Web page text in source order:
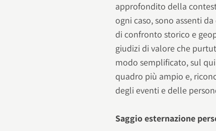
approfondito della
ogni caso, sono assenti
di confronto storico e
giudizi di valore che
modo semplificato, sul qui
quadro più ampio e,
degli eventi e delle
Saggio esternazione